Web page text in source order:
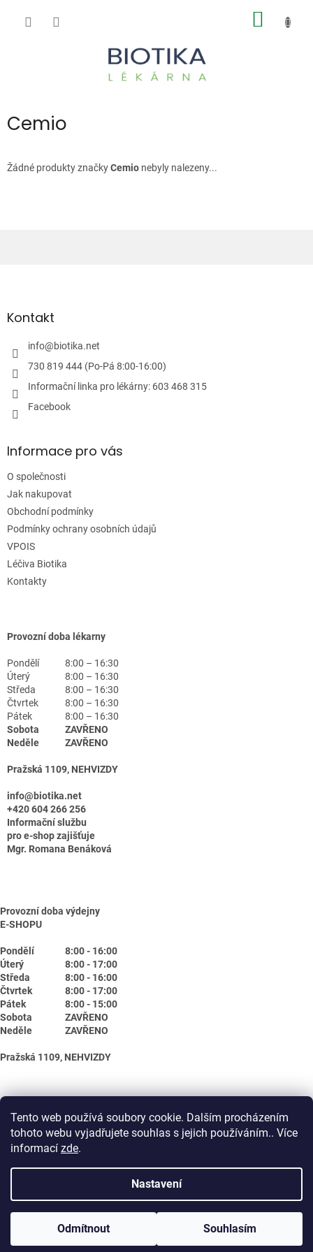
Tento web používá soubory cookie. Dalším procházením
tohoto webu vyjadřujete souhlas s jejich používáním.. Více
informací zde.
Nastavení
Odmítnout Souhlasím
Cemio
Žádné produkty značkyCemio nebyly nalezeny...
aKontakt
info@biotika.net
730 819 444 (Po-Pá 8:00-16:00)
Informační linka pro lékárny: 603 468 315
Facebook
Informace pro vás
O společnosti
Jak nakupovat
Obchodní podmínky
Podmínky ochrany osobních údajů
VPOIS
Léčiva Biotika
Kontakty
Provozní doba lékarny
Pondělí
8:00 – 16:30
Úterý
8:00 – 16:30
Středa
8:00 – 16:30
Čtvrtek
8:00 – 16:30
Pátek
8:00 – 16:30
Sobota
ZAVŘENO
Neděle
ZAVŘENO
Pražská 1109, NEHVIZDY
info@biotika.net
+420 604 266 256
Informační službu
pro e-shop zajišťuje
Mgr. Romana Benáková
Provozní doba výdejny
E-SHOPU
Pondělí
8:00 - 16:00
Úterý
8:00 - 17:00
Středa
8:00 - 16:00
Čtvrtek
8:00 - 17:00
Pátek
8:00 - 15:00
Sobota
ZAVŘENO
Neděle
ZAVŘENO
Pražská 1109, NEHVIZDY
Vytvořil Shoptet
Copyright 2026Biotika.net . Všechna práva vyhrazena.